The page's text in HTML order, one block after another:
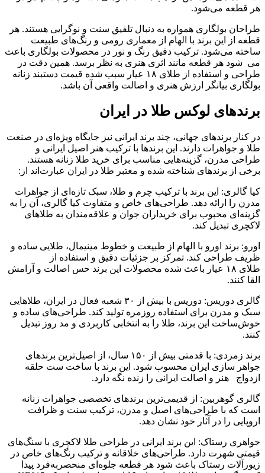
هر قطعه می‌شود.
طراحان بولگاری همواره به دنبال تلفیق سنت و نوگرایی هستند. هر
قطعه از این برند با الهام از معماری رومی و رنگ‌های طبیعت
ساخته می‌شود. ترکیب دقیق رنگ و نور در محصولات بولگاری باعث
می‌ ‎ شود هر قطعه مانند اثری هنری به نظر برسد. همین دقت در
طراحی و استفاده از طلای ۱۸ عیار سبب شده قیمت دستبند زنانه
بولگاری بیانگر ارزش هنری و اصالت واقعی آن باشد.
برندهای لوکس طلا در ایران
در کنار برندهای جهانی، چند برند ایرانی نیز جایگاه ویژه‌ای در صنعت
طلا و جواهرات دارند. این برندها با ترکیب هنر اصیل ایرانی و
طراحی مدرن، گزینه‌هایی مناسب برای خرید طلا زنانه هستند.
برخی از برندهای شناخته ‌شده و معتبر طلا در ایران عبارت‌اند از:
کیا گالری: این برند با ترکیب چرم و طلا، سبک تازه‌ای از جواهرات
مدرن را ارائه دهد. طراحی‌های خاص و متفاوت کیا گالری، آن را به
گزینه‌ای محبوب برای خریداران جوان و علاقه‌مندان به طلاهای
لاکچری تبدیل کند.
اورو: برند اورو با الهام از طبیعت و خطوط مینیمال، طلایی ساده و
ظریف طراحی کند. تمرکز بر جزئیات دقیق و استفاده از
طلای ۱۸ عیار باعث شده محصولات این برند حس اصالت و آرامش
القا کنند.
گالری دوریس: دوریس با بیش از ۳۰ شعبه فعال در ایران، طلاهایی
سبک و مدرن برای استفاده روزمره تولید کند. طراحی‌های ساده و
خوش‌ساخت این برند، طلا را به انتخابی کاربردی و مد روز تبدیل
کنند.
برند زمردی: با قدمتی بیش از ۱۵۰ سال، از اصیل‌ترین برندهای
جواهر سازی ایران محسوب شود. این برند با ساخت ست‌ حلقه‌
ازدواج هنر و اصالت ایرانی را زنده نگه دارد.
گالری گوهربین: از قدیمی‌ترین برندهای تخصصی جواهرات زنانه
است که با طراحی‌های اصیل و مدرن، ترکیب سنت و ظرافت
اروپایی را در آثار خود نشان دهد.
جواهری رستاک: این برند ایرانی در طراحی طلا لاکچری با سنگ‌های
قیمتی شهرت دارد. طراحی‌های خلاقانه و ترکیب رنگ‌های خاص در
زیورآلات رستاک باعث شود هر قطعه جلوه‌ای منحصربه‌فرد پیدا